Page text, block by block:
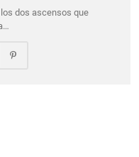
dos ascensos que